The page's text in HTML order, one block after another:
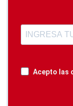
Acepto las